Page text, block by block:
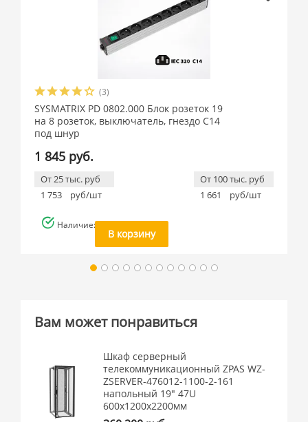
(3)
SYSMATRIX PD 0802.000 Блок розеток 19
на 8 розеток, выключатель, гнездо C14
под шнур
1 845 руб.
От 25 тыс. руб
1 753
руб/шт
От 100 тыс. руб
1 661
руб/шт
Наличие: много
В корзину
Вам может понравиться
Шкаф серверный
телекоммуникационный ZPAS WZ-
ZSERVER-476012-1100-2-161
напольный 19" 47U
600x1200x2200мм